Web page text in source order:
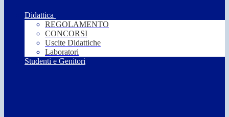
Didattica
REGOLAMENTO
CONCORSI
Uscite Didattiche
Laboratori
Studenti e Genitori